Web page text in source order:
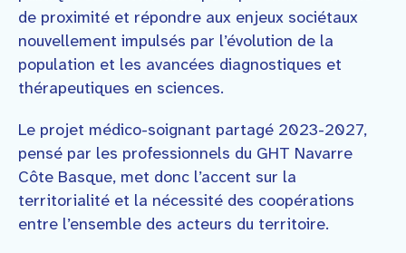
de proximité et répondre aux enjeux sociétaux
nouvellement impulsés par l’évolution de la
population et les avancées diagnostiques et
thérapeutiques en sciences.
Le projet médico-soignant partagé 2023-2027,
pensé par les professionnels du GHT Navarre
Côte Basque, met donc l’accent sur la
territorialité et la nécessité des coopérations
entre l’ensemble des acteurs du territoire.